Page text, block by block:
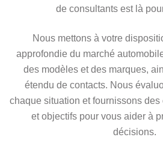
de consultants est là
Nous mettons à votre
approfondie du marché
des modèles et des marques,
étendu de contacts. Nous
chaque situation et fournissons
et objectifs pour vous aider à
décisions.